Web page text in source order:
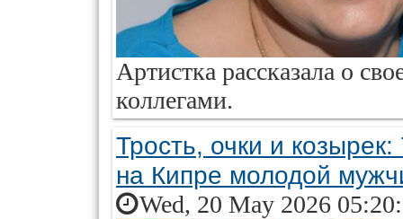
Артистка рассказала о
коллегами.
Трость, очки и
на Кипре молодой
Wed, 20 May 2026